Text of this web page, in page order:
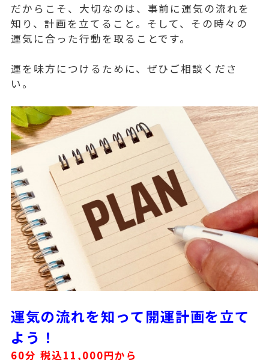
だからこそ、大切なのは、事前に運気の流れを
知り、計画を立てること。そして、その時々の
運気に合った行動を取ることです。
運を味方につけるために、ぜひご相談くださ
い。
運気の流れを知って開運計画を立て
よう！
60分 税込11,000円から